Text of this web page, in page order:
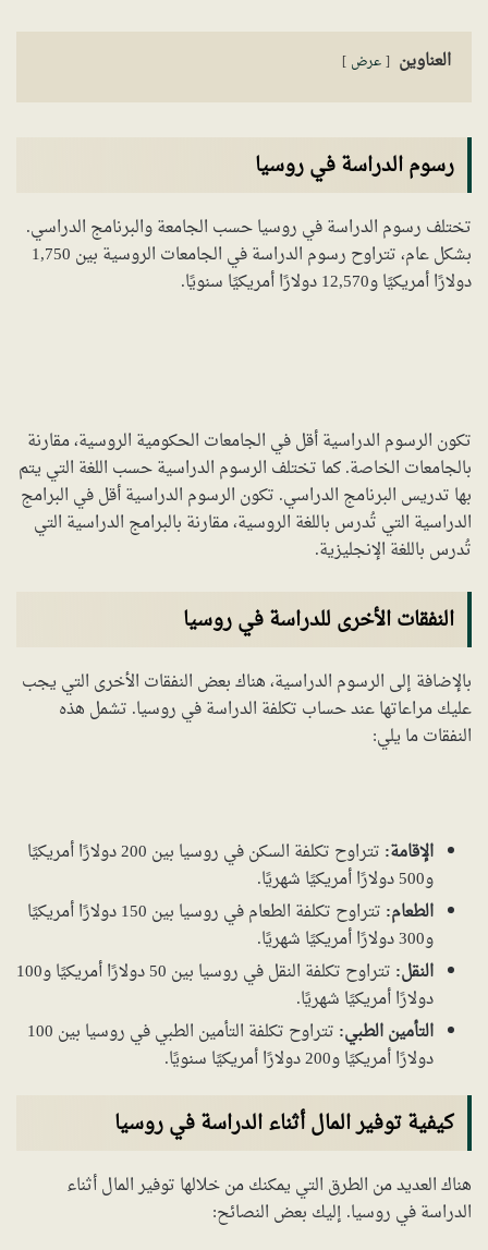
العناوين عرض
رسوم الدراسة في روسيا
تختلف رسوم الدراسة في روسيا حسب الجامعة والبرنامج الدراسي.
بشكل عام، تتراوح رسوم الدراسة في الجامعات الروسية بين 1,750
دولارًا أمريكيًا و12,570 دولارًا أمريكيًا سنويًا.
تكون الرسوم الدراسية أقل في الجامعات الحكومية الروسية، مقارنة
بالجامعات الخاصة. كما تختلف الرسوم الدراسية حسب اللغة التي يتم
بها تدريس البرنامج الدراسي. تكون الرسوم الدراسية أقل في البرامج
الدراسية التي تُدرس باللغة الروسية، مقارنة بالبرامج الدراسية التي
تُدرس باللغة الإنجليزية.
النفقات الأخرى للدراسة في روسيا
بالإضافة إلى الرسوم الدراسية، هناك بعض النفقات الأخرى التي يجب
عليك مراعاتها عند حساب تكلفة الدراسة في روسيا. تشمل هذه
النفقات ما يلي:
الإقامة:
تتراوح تكلفة السكن في روسيا بين 200 دولارًا أمريكيًا
و500 دولارًا أمريكيًا شهريًا.
الطعام:
تتراوح تكلفة الطعام في روسيا بين 150 دولارًا أمريكيًا
و300 دولارًا أمريكيًا شهريًا.
النقل:
تتراوح تكلفة النقل في روسيا بين 50 دولارًا أمريكيًا و100
دولارًا أمريكيًا شهريًا.
التأمين الطبي:
تتراوح تكلفة التأمين الطبي في روسيا بين 100
دولارًا أمريكيًا و200 دولارًا أمريكيًا سنويًا.
كيفية توفير المال أثناء الدراسة في روسيا
هناك العديد من الطرق التي يمكنك من خلالها توفير المال أثناء
الدراسة في روسيا. إليك بعض النصائح: